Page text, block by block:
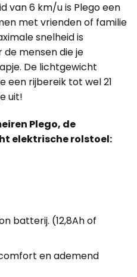
van 6 km/u is Plego een
met vrienden of familie
snelheid is
mensen die je
De lichtgewicht
een rijbereik tot wel 21
uit!
Plego, de
elektrische rolstoel:
batterij. (12,8Ah of
en ademend